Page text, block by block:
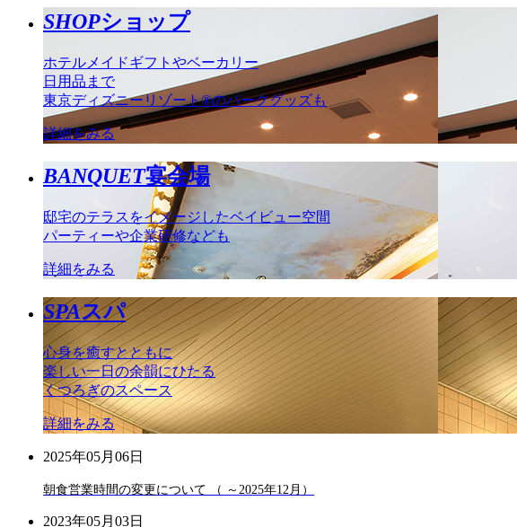
SHOPショップ
ホテルメイドギフトやベーカリー
日用品まで
東京ディズニーリゾート®のパークグッズも
詳細をみる
BANQUET宴会場
邸宅のテラスをイメージしたベイビュー空間
パーティーや企業研修なども
詳細をみる
SPAスパ
心身を癒すとともに
楽しい一日の余韻にひたる
くつろぎのスペース
詳細をみる
2025年05月06日
朝食営業時間の変更について （ ～2025年12月）
2023年05月03日